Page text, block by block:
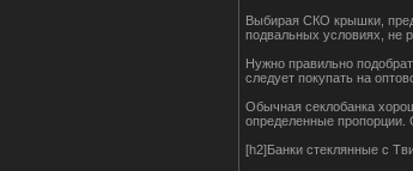
Выбирая СКО крышки,
подвальных условиях, не
Нужно правильно
следует покупать на
Обычная секлобанка
определенные пропорции.
[h2]Банки стеклянные с